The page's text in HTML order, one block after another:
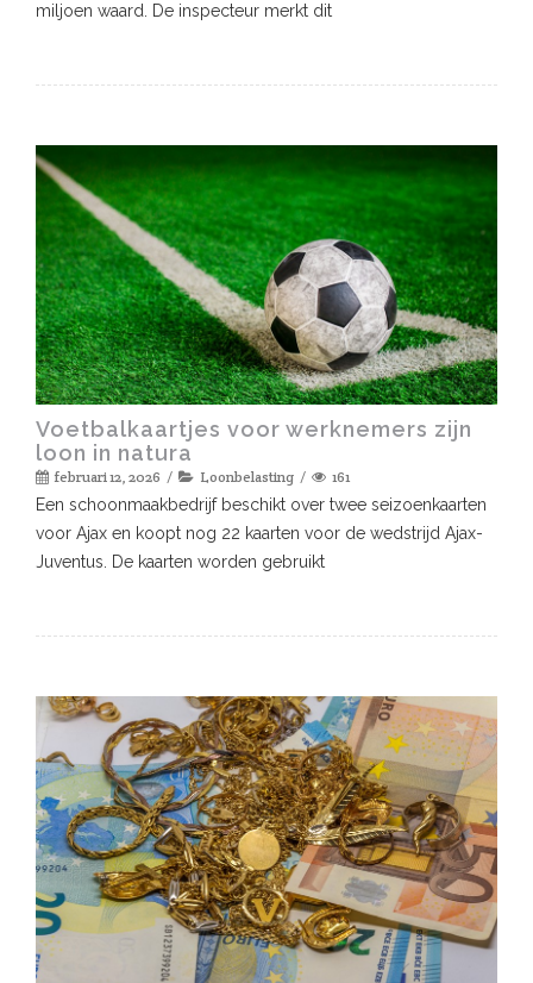
miljoen waard. De inspecteur merkt dit
Voetbalkaartjes voor werknemers zijn
loon in natura
februari 12, 2026 Loonbelasting 161
Een schoonmaakbedrijf beschikt over twee seizoenkaarten
voor Ajax en koopt nog 22 kaarten voor de wedstrijd Ajax-
Juventus. De kaarten worden gebruikt